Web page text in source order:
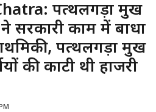
पत्थलगड़ा प्रमुख
सरकारी काम में बाधा
पत्थलगड़ा प्रमुख
की काटी थी हाजरी